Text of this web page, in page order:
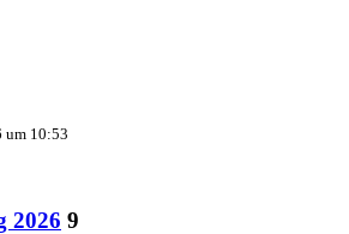
um 10:53
2026 9